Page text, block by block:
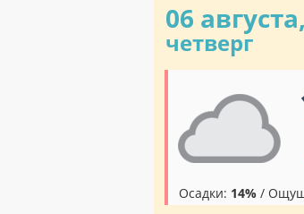
06 августа,
четверг
Осадки: 14% /